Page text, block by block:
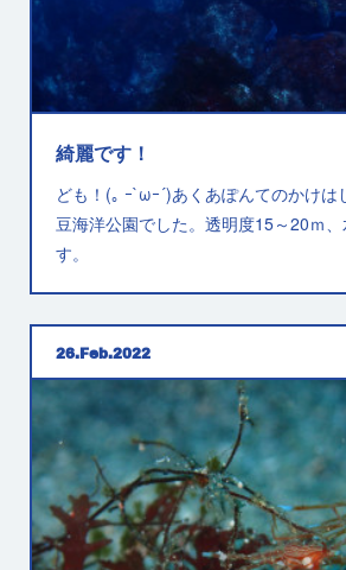
綺麗です！
ども！(｡ ｰ`ωｰ´)あくあぽんてのかけは
豆海洋公園でした。透明度15～20ｍ
す。
26 Feb 2022